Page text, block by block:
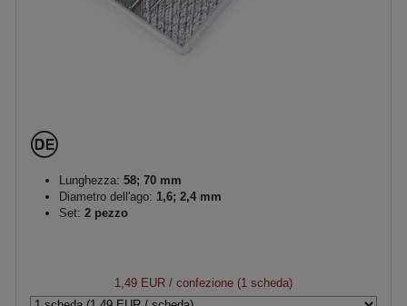
Lunghezza: 58; 70 mm
Diametro dell'ago: 1,6; 2,4 mm
Set: 2 pezzo
1,49 EUR / confezione (1 scheda)